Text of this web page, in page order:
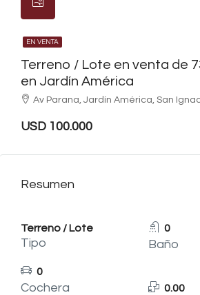
EN VENTA
Terreno / Lote en venta de
en Jardín América
Av Parana, Jardín América, San
USD 100.000
Resumen
Terreno / Lote
Tipo
0
Baño
0
Cochera 0.00